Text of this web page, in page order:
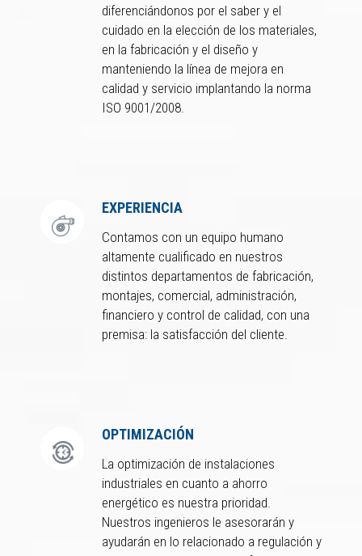
diferenciándonos por el saber y el
cuidado en la elección de los materiales,
en la fabricación y el diseño y
manteniendo la línea de mejora en
calidad y servicio implantando la norma
ISO 9001/2008.
EXPERIENCIA
Contamos con un equipo humano
altamente cualificado en nuestros
distintos departamentos de fabricación,
montajes, comercial, administración,
financiero y control de calidad, con una
premisa: la satisfacción del cliente.
OPTIMIZACIÓN
La optimización de instalaciones
industriales en cuanto a ahorro
energético es nuestra prioridad.
Nuestros ingenieros le asesorarán y
ayudarán en lo relacionado a regulación y